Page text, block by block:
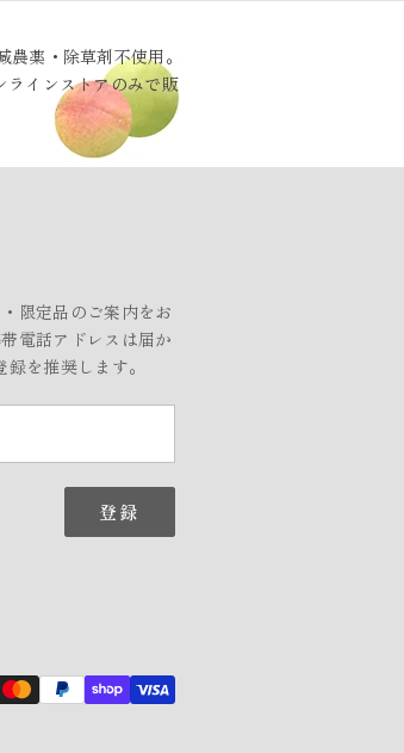
薬・除草剤不使用。
ラインストアのみで販
限定品のご案内をお
電話アドレスは届か
を推奨します。
登録